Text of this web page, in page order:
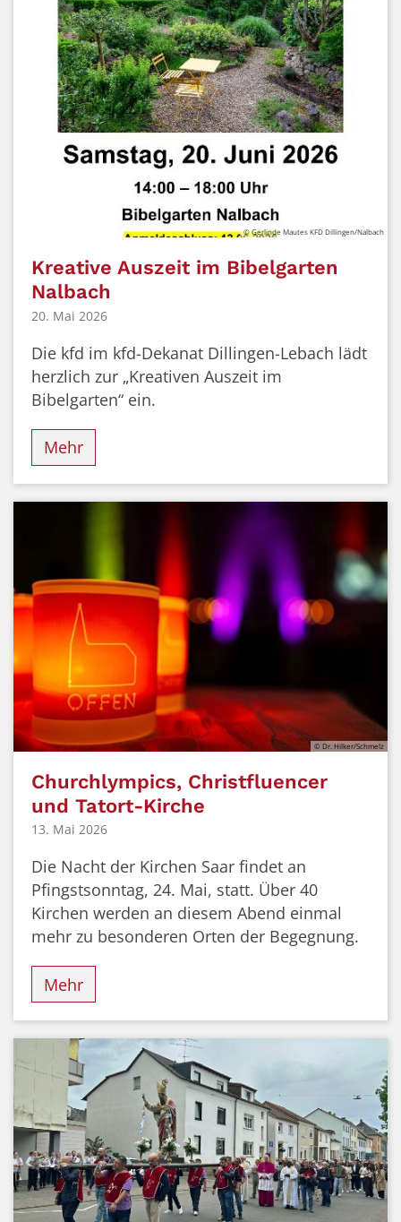
© Gerlinde Mautes KFD Dillingen/Nalbach
Kreative Auszeit im Bibelgarten
Nalbach
20. Mai 2026
Die kfd im kfd-Dekanat Dillingen-Lebach lädt
herzlich zur „Kreativen Auszeit im
Bibelgarten“ ein.
Mehr
© Dr. Hilker/Schmelz
Churchlympics, Christfluencer
und Tatort-Kirche
13. Mai 2026
Die Nacht der Kirchen Saar findet an
Pfingstsonntag, 24. Mai, statt. Über 40
Kirchen werden an diesem Abend einmal
mehr zu besonderen Orten der Begegnung.
Mehr